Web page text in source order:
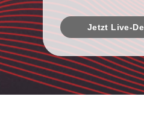
Jetzt Live-